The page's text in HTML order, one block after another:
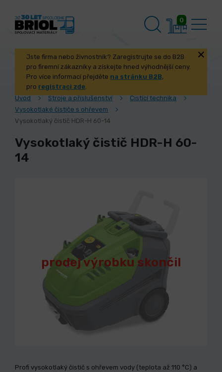
0
Jste firma nebo živnostník? Zaregistrujte se do B2B
pro firemní zákazníky a získejte hned výhodnější ceny.
Pro více informací přejděte na stránku B2B,
pro registraci zde.
Úvod
Stroje a příslušenství
Čistící technika
Vysokotlaké čističe s ohřevem
Vysokotlaký čistič HDR-H 60-14
Vysokotlaký čistič HDR-H 60-
14
prodej výrobku skončil
Profi vysokotlaký čistič s ohřevem vody (teplota až 110 °C) a